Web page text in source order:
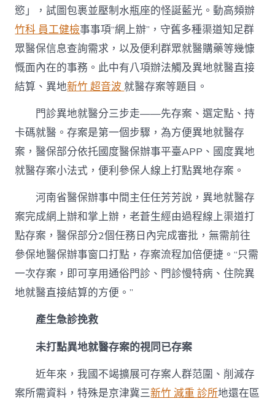
慾」，試圖包裹並壓制水瓶座的怪誕藍光。動高頻辦
竹科 員工健檢事事項“網上辦”，守舊多種渠道知足群
眾醫保信息查詢需求，以及便利群眾就醫購藥等幾慷
慨面內在的事務。此中有八項辦法觸及異地就醫直接
結算、異地新竹 超音波 就醫存案等題目。
門診異地就醫分三步走——先存案、選定點、持
卡碼就醫。存案是第一個步驟，為方便異地就醫存
案，醫保部分依托國度醫保辦事平臺APP、國度異地
就醫存案小法式，便利參保人線上打點異地存案。
河南省醫保辦事中間主任任芳芳說，異地就醫存
案完成網上辦和掌上辦，老蒼生經由過程線上渠道打
點存案，醫保部分2個任務日內完成審批，無需前往
參保地醫保辦事窗口打點，存案流程加倍便捷。“只需
一次存案，即可享用通俗門診、門診慢特病、住院異
地就醫直接結算的方便。”
產生急診挽救
未打點異地就醫存案的視同已存案
近年來，我國不竭擴展可存案人群范圍、削減存
案所需資料，特殊是京津冀三新竹 減重 診所地還在區